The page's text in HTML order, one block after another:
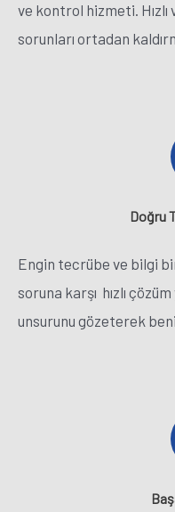
ve kontrol hizmeti. Hızlı
sorunları ortadan
Doğru
Engin tecrübe ve bilgi
soruna karşı hızlı
unsurunu gözeterek